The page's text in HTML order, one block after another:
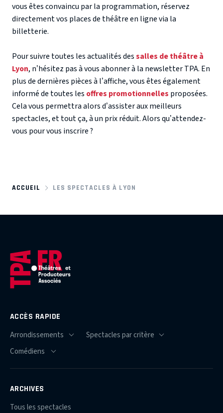
vous êtes convaincu par la programmation, réservez
directement vos places de théâtre en ligne via la
billetterie.
Pour suivre toutes les actualités dessalles de théâtre à
Lyon, n’hésitez pas à vous abonner à la newsletter TPA. En
plus de dernières pièces à l’affiche, vous êtes également
informé de toutes les offres promotionnelles proposées.
Cela vous permettra alors d’assister aux meilleurs
spectacles, et tout ça, à un prix réduit. Alors qu’attendez-
vous pour vous inscrire ?
ACCUEIL LES SPECTACLES À LYON
ACCÈS RAPIDE
ARCHIVES
Tous les spectacles